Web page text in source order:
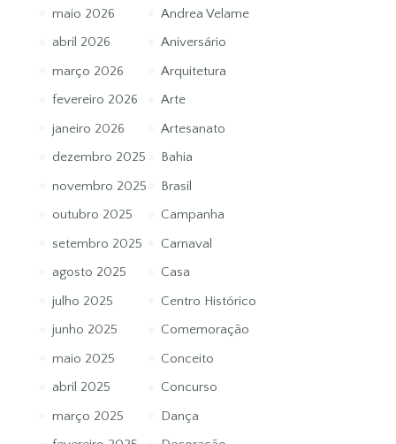
maio 2026
abril 2026
março 2026
fevereiro 2026
janeiro 2026
dezembro 2025
novembro 2025
outubro 2025
setembro 2025
agosto 2025
julho 2025
junho 2025
maio 2025
abril 2025
março 2025
Andrea Velame
Aniversário
Arquitetura
Arte
Artesanato
Bahia
Brasil
Campanha
Carnaval
Casa
Centro Histórico
Comemoração
Conceito
Concurso
Dança